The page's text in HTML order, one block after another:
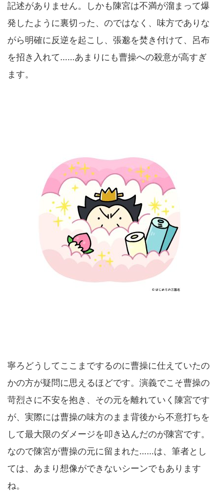
記述がありません。しかも陳宮は不満が溜まって爆
発したように裏切った、のではなく、味方でありな
がら明確に反逆を起こし、張邈を焚き付けて、呂布
を招き入れて……あまりにも曹操への殺意が高すぎ
ます。
寧ろどうしてここまでするのに曹操に仕えていたの
かの方が疑問に思えるほどです。演義でこそ曹操の
苛烈さに不安を抱き、その元を離れていく陳宮です
が、実際には曹操の味方のまま背後から不意打ちを
して最大限のダメージを叩き込んだのが陳宮です。
なので陳宮が曹操の元に留まれた……は、筆者とし
ては、あまり想像ができないシーンでもあります
ね。